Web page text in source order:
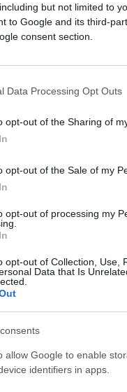
but not limited to
to Google and its third-
consent section.
Data Processing Opt Outs
opt-out of the Sharing of
opt-out of the Sale of my
opt-out of processing my
opt-out of Collection, Use,
Data that Is
allow Google to enable
identifiers in apps.
Saznaj više
SVIJET
Mediteran
požarima u